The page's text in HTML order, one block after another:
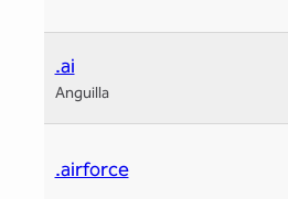
.ai
Anguilla
.airforce